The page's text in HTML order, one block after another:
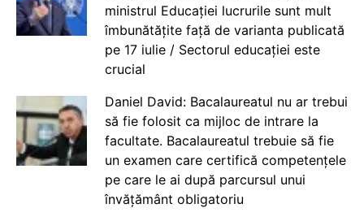
ministrul Educației lucrurile sunt mult
îmbunătățite față de varianta publicată
pe 17 iulie / Sectorul educației este
crucial
Daniel David: Bacalaureatul nu ar trebui
să fie folosit ca mijloc de intrare la
facultate. Bacalaureatul trebuie să fie
un examen care certifică competențele
pe care le ai după parcursul unui
învățământ obligatoriu